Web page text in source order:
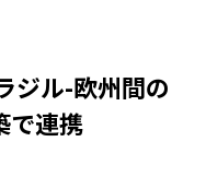
ジル-欧州間の
で連携